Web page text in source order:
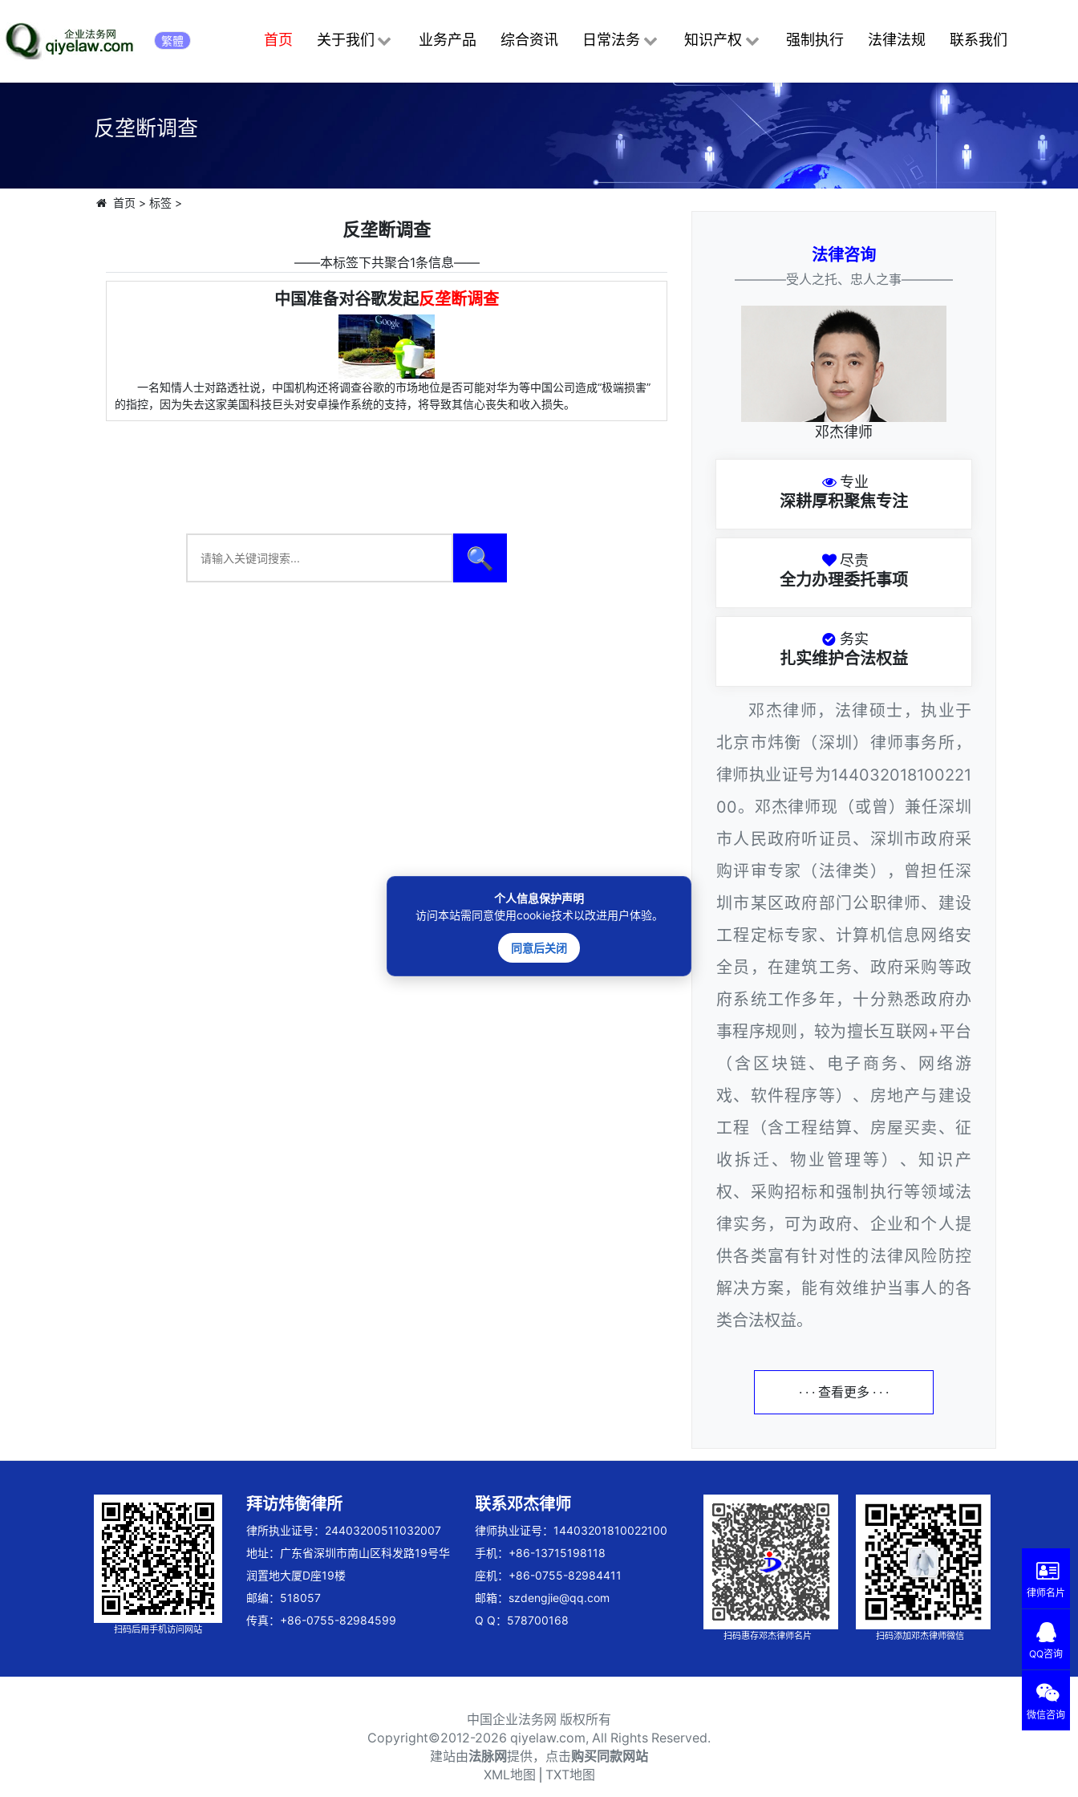
繁體 首页 关于我们 业务产品 综合资讯 日常法务 知识产权 强制执行 法律法规 联系我们
反垄断调查
首页 > 标签>
反垄断调查
――本标签下共聚合1条信息――
中国准备对谷歌发起反垄断调查
一名知情人士对路透社说，中国机构还将调查谷歌的市场地位是否可能对华为等中国公司造成“极端损害”
的指控，因为失去这家美国科技巨头对安卓操作系统的支持，将导致其信心丧失和收入损失。
🔍
法律咨询
————受人之托、忠人之事————
邓杰律师
专业
深耕厚积聚焦专注
尽责
全力办理委托事项
务实
扎实维护合法权益
邓杰律师，法律硕士，执业于
北京市炜衡（深圳）律师事务所，
律师执业证号为144032018100221
00。邓杰律师现（或曾）兼任深圳
市人民政府听证员、深圳市政府采
购评审专家（法律类），曾担任深
圳市某区政府部门公职律师、建设
工程定标专家、计算机信息网络安
全员，在建筑工务、政府采购等政
府系统工作多年，十分熟悉政府办
事程序规则，较为擅长互联网+平台
（含区块链、电子商务、网络游
戏、软件程序等）、房地产与建设
工程（含工程结算、房屋买卖、征
收拆迁、物业管理等）、知识产
权、采购招标和强制执行等领域法
律实务，可为政府、企业和个人提
供各类富有针对性的法律风险防控
解决方案，能有效维护当事人的各
类合法权益。
· · · 查看更多 · · ·
扫码后用手机访问网站
拜访炜衡律所
律所执业证号：24403200511032007
地址：广东省深圳市南山区科发路19号华
润置地大厦D座19楼
邮编：518057
传真：+86-0755-82984599
联系邓杰律师
律师执业证号：14403201810022100
手机：+86-13715198118
座机：+86-0755-82984411
邮箱： szdengjie@qq.com
Q Q：578700168
扫码惠存邓杰律师名片 扫码添加邓杰律师微信
中国企业法务网 版权所有
Copyright©2012-2026 qiyelaw.com, All Rights Reserved.
建站由法脉网提供，点击购买同款网站
个人信息保护声明
访问本站需同意使用cookie技术以改进用户体验。
同意后关闭
XML地图 TXT地图
律师名片
QQ咨询
微信咨询